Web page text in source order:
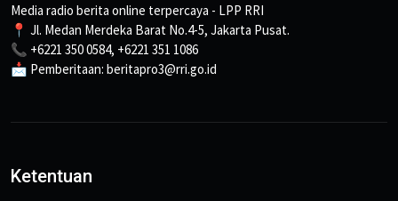
Media radio berita online terpercaya - LPP RRI
📍 Jl. Medan Merdeka Barat No.4-5, Jakarta Pusat.
📞 +6221 350 0584, +6221 351 1086
📩 Pemberitaan: beritapro3@rri.go.id
Ketentuan